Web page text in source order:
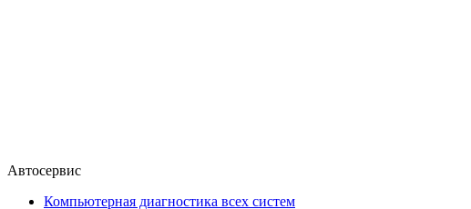
Автосервис
Компьютерная диагностика всех систем